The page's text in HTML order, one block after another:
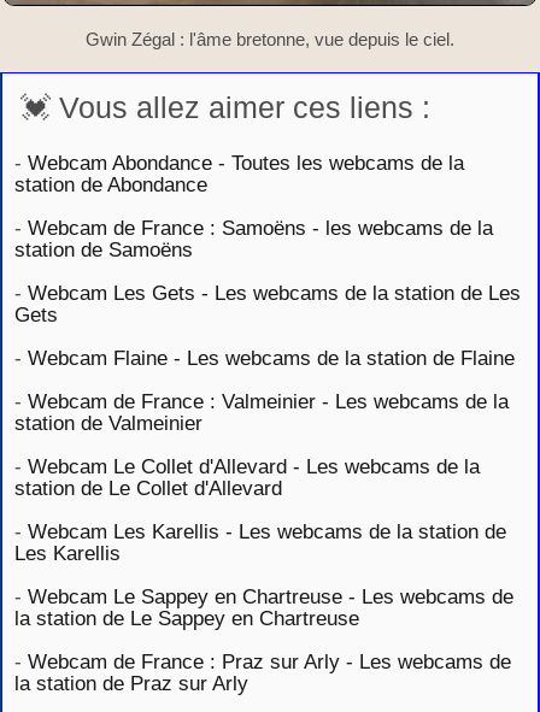
Gwin Zégal : l'âme bretonne, vue depuis le ciel.
💓 Vous allez aimer ces liens :
- Webcam Abondance - Toutes les webcams de la
station de Abondance
- Webcam de France : Samoëns - les webcams de la
station de Samoëns
- Webcam Les Gets - Les webcams de la station de Les
Gets
- Webcam Flaine - Les webcams de la station de Flaine
- Webcam de France : Valmeinier - Les webcams de la
station de Valmeinier
- Webcam Le Collet d'Allevard - Les webcams de la
station de Le Collet d'Allevard
- Webcam Les Karellis - Les webcams de la station de
Les Karellis
- Webcam Le Sappey en Chartreuse - Les webcams de
la station de Le Sappey en Chartreuse
- Webcam de France : Praz sur Arly - Les webcams de
la station de Praz sur Arly